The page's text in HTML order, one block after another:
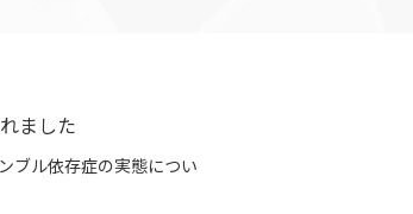
ました
ブル依存症の実態につい